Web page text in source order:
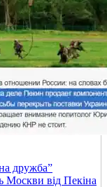
дружба”
Москви від Пекіна